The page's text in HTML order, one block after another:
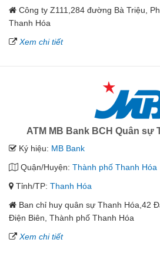
Công ty Z111,284 đường Bà Triệu,
Thanh Hóa
Xem chi tiết
ATM MB Bank BCH Quân sự
Ký hiệu: MB Bank
Quận/Huyện: Thành phố Thanh Hóa
Tỉnh/TP: Thanh Hóa
Ban chỉ huy quân sự Thanh Hóa,42
Điện Biên, Thành phố Thanh Hóa
Xem chi tiết